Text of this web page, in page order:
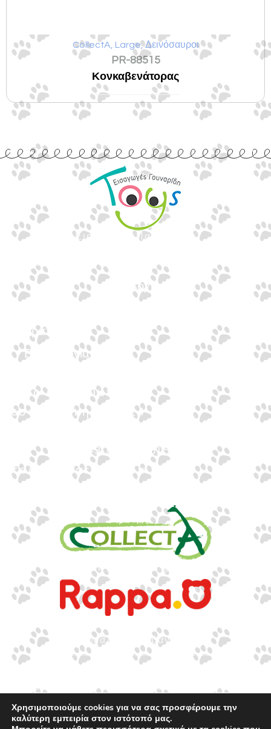
CollectA Large,Δεινόσαυροι
PR-88515
Κονκαβενάτορας
Εισαγωγές Παιχνιδιών
Αρχική
Τράπεζες
Επικοινωνία
Ιωνος Δραγούμη 14
Θεσσαλονίκη · 54624
+30 2310 551560
info@gounaridis.com
www.rappa.gr
Μάλτα & Αλβανία
επιφύλαξη κάθε νόμιμου δικαιώματος.
Χρησιμοποιούμε cookies για να σας προσφέρουμε την
καλύτερη εμπειρία στον ιστότοπό μας.